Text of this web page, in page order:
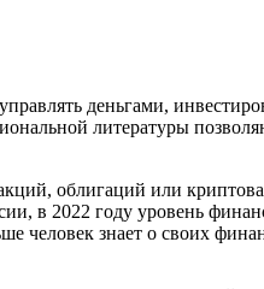
деньгами,
литературы
облигаций или
в 2022 году уровень
человек знает о своих